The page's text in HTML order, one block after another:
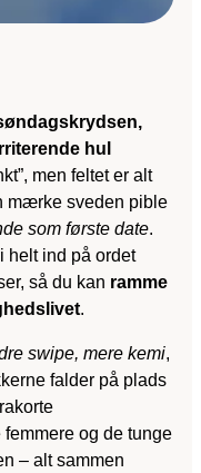
hul
men feltet er alt
mærke sveden pible
som første date.
helt ind på ordet
så du kan ramme
.
swipe, mere kemi,
falder på plads
og de tunge
– alt sammen